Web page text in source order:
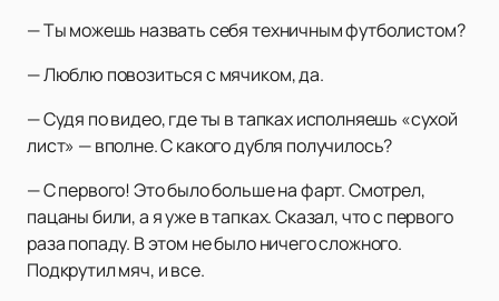
— Ты можешь назвать себя техничным футболистом?
— Люблю повозиться с мячиком, да.
— Судя по видео, где ты в тапках исполняешь «сухой
лист» — вполне. С какого дубля получилось?
— С первого! Это было больше на фарт. Смотрел,
пацаны били, а я уже в тапках. Сказал, что с первого
раза попаду. В этом не было ничего сложного.
Подкрутил мяч, и все.